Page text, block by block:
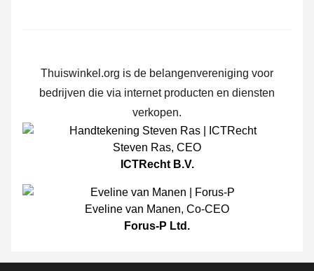
Thuiswinkel.org is de belangenvereniging voor
bedrijven die via internet producten en diensten
verkopen.
Steven Ras, CEO
ICTRecht B.V.
Eveline van Manen, Co-CEO
Forus-P Ltd.